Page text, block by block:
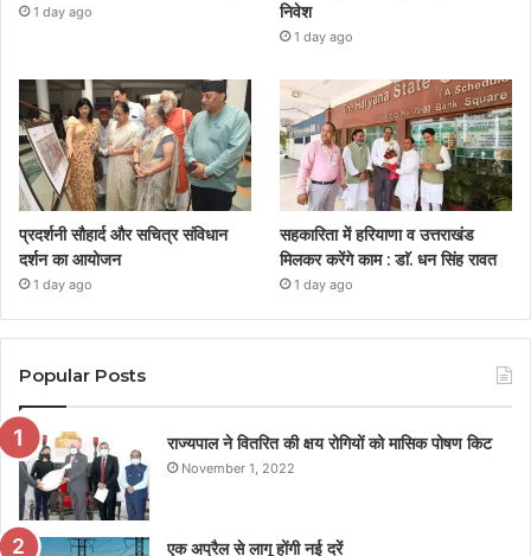
1 day ago
निवेश
1 day ago
प्रदर्शनी सौहार्द और सचित्र संविधान
दर्शन का आयोजन
1 day ago
सहकारिता में हरियाणा व उत्तराखंड
मिलकर करेंगे काम : डाॅ. धन सिंह रावत
1 day ago
Popular Posts
राज्यपाल ने वितरित की क्षय रोगियों को मासिक पोषण किट
November 1, 2022
एक अप्रैल से लागू होंगी नई दरें